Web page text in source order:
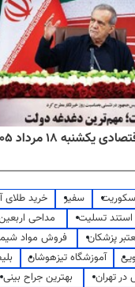
۱۸ مرداد ۱۴۰۵
سفیر خرید
استند تسلیت مداحی
پزشکان
فروش مواد
آموزشگاه تیزهوشان
در تهران
بهترین جراح بینی